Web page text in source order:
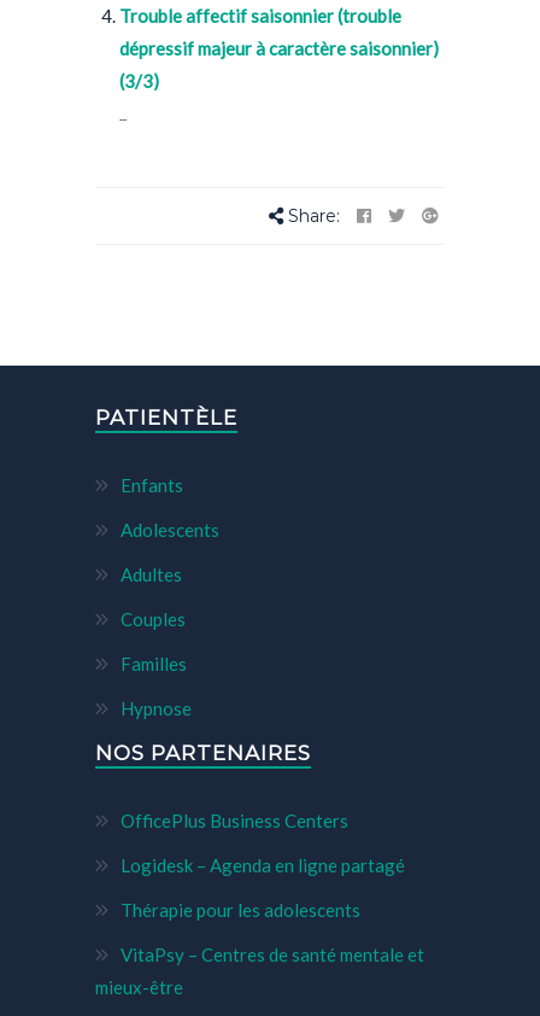
Trouble affectif saisonnier (trouble
dépressif majeur à caractère saisonnier)
(3/3)
Share:
PATIENTÈLE
Enfants
Adolescents
Adultes
Couples
Familles
Hypnose
NOS PARTENAIRES
OfficePlus Business Centers
Logidesk – Agenda en ligne partagé
Thérapie pour les adolescents
VitaPsy – Centres de santé mentale et
mieux-être